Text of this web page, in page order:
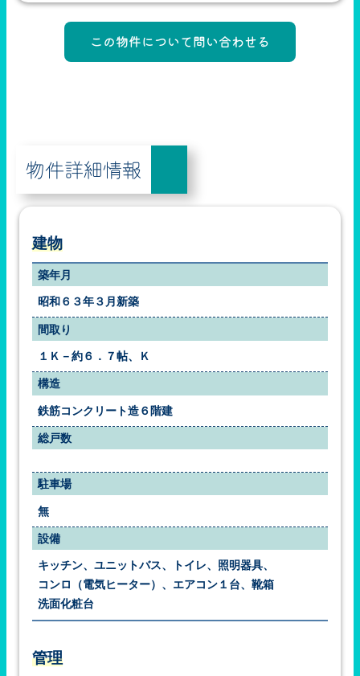
物件詳細情報
建物
築年月
昭和６３年３月新築
間取り
１Ｋ－約６．７帖、Ｋ
構造
鉄筋コンクリート造６階建
総戸数
駐車場
無
設備
キッチン、ユニットバス、トイレ、照明器具、
コンロ（電気ヒーター）、エアコン１台、靴箱
洗面化粧台
管理